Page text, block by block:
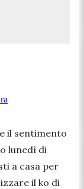
il sentimento
lunedì di
a casa per
il ko di